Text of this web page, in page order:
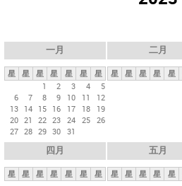
一月
星 星 星 星 星 星
星
1
2 3 4
5
6
7 8 9 10 11
12
13 14 15 16 17 18
19
20 21 22 23 24 25 26
27 28 29 30 31
二月
星 星 星 星 星
四月
星 星 星 星 星 星 星
五月
星 星 星 星 星